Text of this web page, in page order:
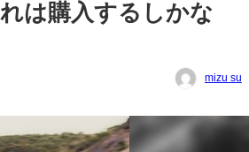
は購入するしかな
mizu su